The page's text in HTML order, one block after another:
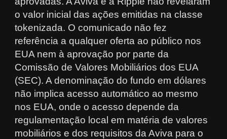
o valor inicial das ações emitidas na classe
tokenizada. O comunicado não fez
referência a qualquer oferta ao público nos
EUA nem à aprovação por parte da
Comissão de Valores Mobiliários dos EUA
(SEC). A denominação do fundo em dólares
não implica acesso automático ao mesmo
nos EUA, onde o acesso depende da
regulamentação local em matéria de valores
mobiliários e dos requisitos da Aviva para o